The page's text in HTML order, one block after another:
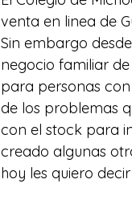
venta en linea de
Sin embargo
negocio familiar
para personas
de los problemas
con el stock para
creado algunas
hoy les quiero